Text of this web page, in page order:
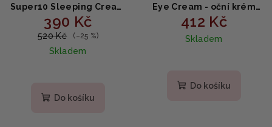
Super10 Sleeping Cream
- noční krém proti
vráskám 70ml
390 Kč
520 Kč (–25 %)
Skladem
Do košíku
Eye Cream - oční krém
proti vráskám 30g
412 Kč
Skladem
Do košíku